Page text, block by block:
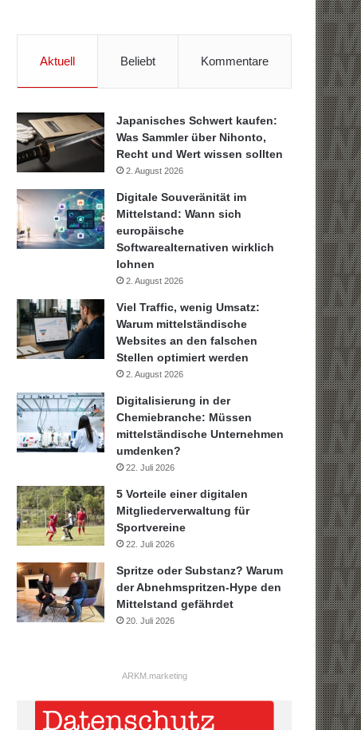
Aktuell Beliebt Kommentare
Japanisches Schwert kaufen:
Was Sammler über Nihonto,
Recht und Wert wissen sollten
2. August 2026
Digitale Souveränität im
Mittelstand: Wann sich
europäische
Softwarealternativen wirklich
lohnen
2. August 2026
Viel Traffic, wenig Umsatz:
Warum mittelständische
Websites an den falschen
Stellen optimiert werden
2. August 2026
Digitalisierung in der
Chemiebranche: Müssen
mittelständische Unternehmen
umdenken?
22. Juli 2026
5 Vorteile einer digitalen
Mitgliederverwaltung für
Sportvereine
22. Juli 2026
Spritze oder Substanz? Warum
der Abnehmspritzen-Hype den
Mittelstand gefährdet
20. Juli 2026
ARKM.marketing